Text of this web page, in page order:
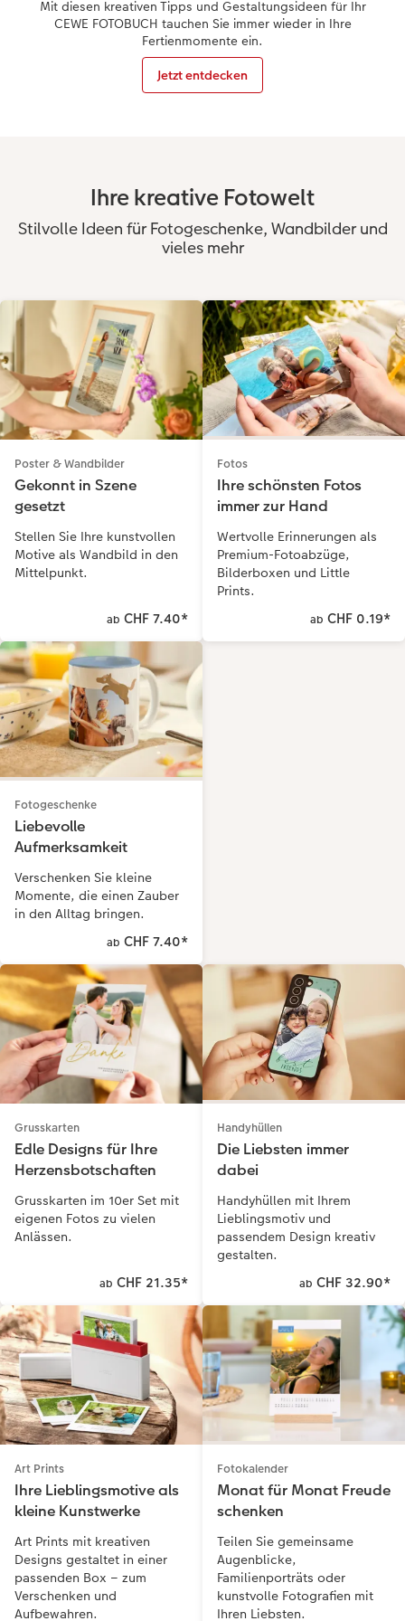
CEWE FOTOBUCH per PDF
Zubehör
Zubehör
Mit diesen kreativen Tipps und Gestaltungsideen für Ihr
CEWE FOTOBUCH tauchen Sie immer wieder in Ihre
Fertienmomente ein.
Jetzt entdecken
Ihre kreative Fotowelt
Stilvolle Ideen für Fotogeschenke, Wandbilder und
vieles mehr
Poster & Wandbilder
Gekonnt in Szene
gesetzt
Stellen Sie Ihre kunstvollen
Motive als Wandbild in den
Mittelpunkt.
ab CHF 7.40*
Fotos
Ihre schönsten Fotos
immer zur Hand
Wertvolle Erinnerungen als
Premium-Fotoabzüge,
Bilderboxen und Little
Prints.
ab CHF 0.19*
Fotogeschenke
Liebevolle
Aufmerksamkeit
Verschenken Sie kleine
Momente, die einen Zauber
in den Alltag bringen.
ab CHF 7.40*
Grusskarten
Edle Designs für Ihre
Herzensbotschaften
Grusskarten im 10er Set mit
eigenen Fotos zu vielen
Anlässen.
ab CHF 21.35*
Handyhüllen
Die Liebsten immer
dabei
Handyhüllen mit Ihrem
Lieblingsmotiv und
passendem Design kreativ
gestalten.
ab CHF 32.90*
Art Prints
Ihre Lieblingsmotive als
kleine Kunstwerke
Art Prints mit kreativen
Designs gestaltet in einer
passenden Box – zum
Verschenken und
Aufbewahren.
Fotokalender
Monat für Monat Freude
schenken
Teilen Sie gemeinsame
Augenblicke,
Familienporträts oder
kunstvolle Fotografien mit
Ihren Liebsten.